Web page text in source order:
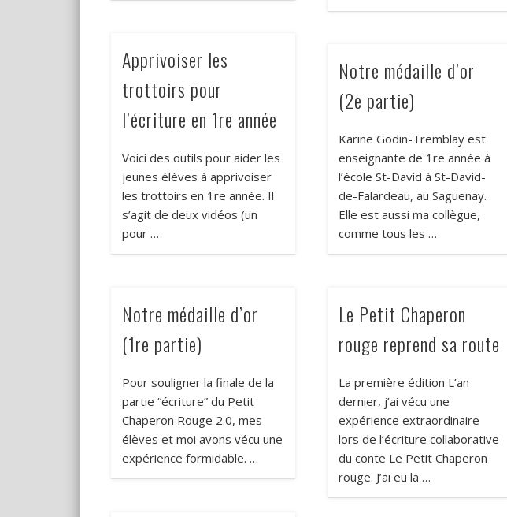
Apprivoiser les
trottoirs pour
l’écriture en 1re année
Voici des outils pour aider les
jeunes élèves à apprivoiser
les trottoirs en 1re année. Il
s’agit de deux vidéos (un
pour …
Notre médaille d’or
(2e partie)
Karine Godin-Tremblay est
enseignante de 1re année à
l’école St-David à St-David-
de-Falardeau, au Saguenay.
Elle est aussi ma collègue,
comme tous les …
Notre médaille d’or
(1re partie)
Pour souligner la finale de la
partie “écriture” du Petit
Chaperon Rouge 2.0, mes
élèves et moi avons vécu une
expérience formidable. …
Le Petit Chaperon
rouge reprend sa route
La première édition L’an
dernier, j’ai vécu une
expérience extraordinaire
lors de l’écriture collaborative
du conte Le Petit Chaperon
rouge. J’ai eu la …